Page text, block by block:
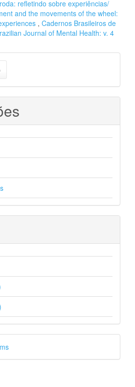
refletindo sobre experiências/
and the movements of the wheel:
, Cadernos Brasileiros de
Journal of Mental Health: v. 4